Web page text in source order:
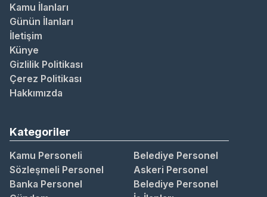
Kamu İlanları
Günün İlanları
İletişim
Künye
Gizlilik Politikası
Çerez Politikası
Hakkımızda
Kategoriler
Kamu Personeli
Belediye Personel
Sözleşmeli Personel
Askeri Personel
Banka Personel
Belediye Personel